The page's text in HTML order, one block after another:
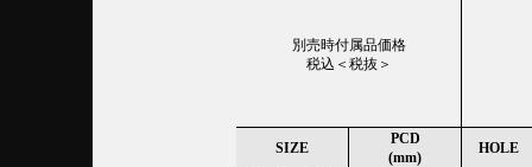
別売時付属品価格
税込＜税抜＞
SIZE
PCD
(mm)
HOLE